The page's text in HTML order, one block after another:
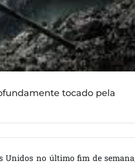
tocado pela
Unidos no último fim de